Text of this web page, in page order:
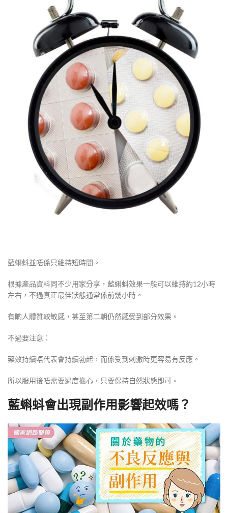
藍蝌蚪並唔係只維持短時間。
根據產品資料同不少用家分享，藍蝌蚪效果一般可以維持約12小時
左右，不過真正最佳狀態通常係前幾小時。
有啲人體質較敏感，甚至第二朝仍然感受到部分效果。
不過要注意：
藥效持續唔代表會持續勃起，而係受到刺激時更容易有反應。
所以服用後唔需要過度擔心，只要保持自然狀態即可。
藍蝌蚪會出現副作用影響起效嗎？